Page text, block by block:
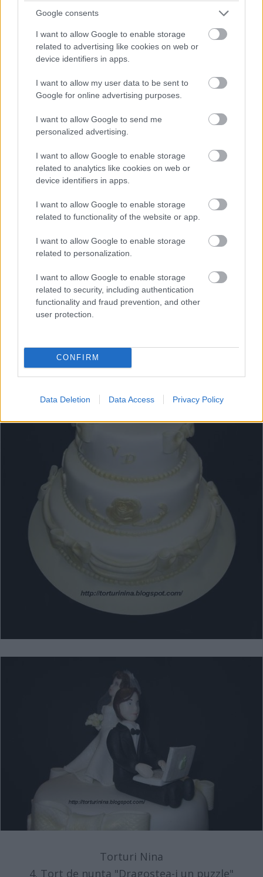
Google consents
I want to allow Google to enable storage
related to advertising like cookies on web or
device identifiers in apps.
I want to allow my user data to be sent to
Google for online advertising purposes.
I want to allow Google to send me
personalized advertising.
I want to allow Google to enable storage
related to analytics like cookies on web or
device identifiers in apps.
I want to allow Google to enable storage
related to functionality of the website or app.
I want to allow Google to enable storage
related to personalization.
I want to allow Google to enable storage
related to security, including authentication
functionality and fraud prevention, and other
user protection.
CONFIRM
Data Deletion Data Access Privacy Policy
Cofetaria Saveur
5. Tort de nunta "Mire dependent de calculator"
Unele persoane pur si simplu nu se pot desprinde
din fata calculatorului, nici macar in ziua nuntii.
atunci acest tort ii va spune clar asta!
Vezi și
Top 5 cele mai elegante femei din
zodiac
Top 5 zodii care se stresează din orice.
Nu știu să trăiască relaxat!
Top 5 tratamente de încercat dacă ai
pielea deshidratată
Torturi Nina
4. Tort de nunta "Dragostea-i un puzzle"